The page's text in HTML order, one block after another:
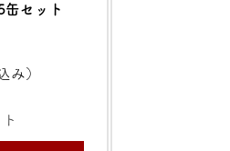
セット
み）